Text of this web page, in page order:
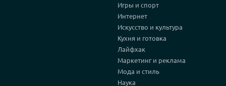
Игры и спорт
Интернет
Искусство и культура
Кухня и готовка
Лайфхак
Маркетинг и реклама
Мода и стиль
Наука